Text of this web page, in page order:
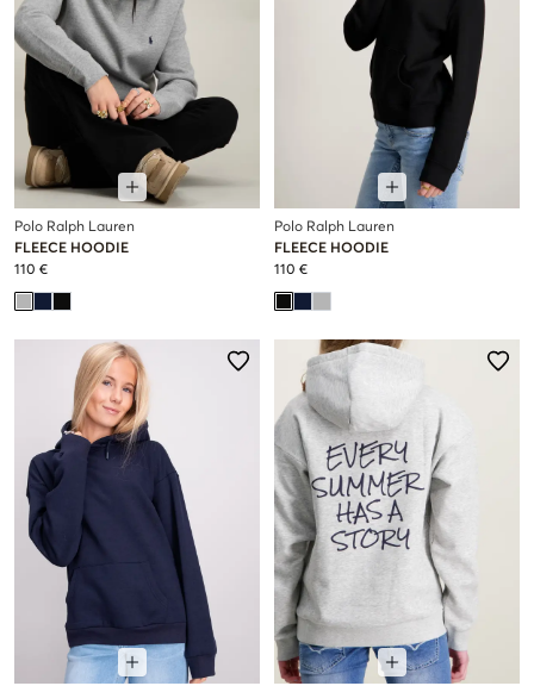
Polo Ralph Lauren
FLEECE HOODIE
110 €
Polo Ralph Lauren
FLEECE HOODIE
110 €